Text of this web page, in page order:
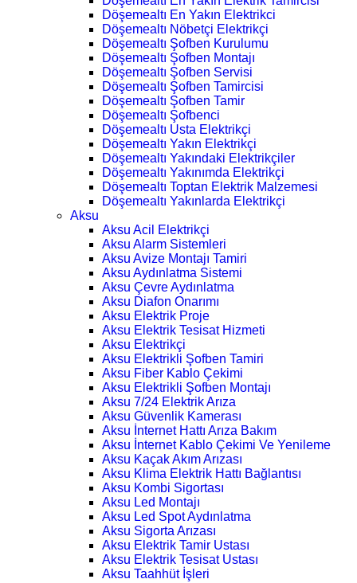
Döşemealtı En Yakın Elektrikci
Döşemealtı Nöbetçi Elektrikçi
Döşemealtı Şofben Kurulumu
Döşemealtı Şofben Montajı
Döşemealtı Şofben Servisi
Döşemealtı Şofben Tamircisi
Döşemealtı Şofben Tamir
Döşemealtı Şofbenci
Döşemealtı Usta Elektrikçi
Döşemealtı Yakın Elektrikçi
Döşemealtı Yakındaki Elektrikçiler
Döşemealtı Yakınımda Elektrikçi
Döşemealtı Toptan Elektrik Malzemesi
Döşemealtı Yakınlarda Elektrikçi
Aksu
Aksu Acil Elektrikçi
Aksu Alarm Sistemleri
Aksu Avize Montajı Tamiri
Aksu Aydınlatma Sistemi
Aksu Çevre Aydınlatma
Aksu Diafon Onarımı
Aksu Elektrik Proje
Aksu Elektrik Tesisat Hizmeti
Aksu Elektrikçi
Aksu Elektrikli Şofben Tamiri
Aksu Fiber Kablo Çekimi
Aksu Elektrikli Şofben Montajı
Aksu 7/24 Elektrik Arıza
Aksu Güvenlik Kamerası
Aksu İnternet Hattı Arıza Bakım
Aksu İnternet Kablo Çekimi Ve Yenileme
Aksu Kaçak Akım Arızası
Aksu Klima Elektrik Hattı Bağlantısı
Aksu Kombi Sigortası
Aksu Led Montajı
Aksu Led Spot Aydınlatma
Aksu Sigorta Arızası
Aksu Elektrik Tamir Ustası
Aksu Elektrik Tesisat Ustası
Aksu Taahhüt İşleri